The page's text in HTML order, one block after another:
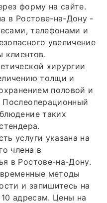
форму на сайте.
в Ростове-на-Дону -
телефонами и
увеличение
клиентов.
хирургии
толщи и
половой и
таких
услуги указана на
члена в
в Ростове-на-Дону.
методы
и запишитесь на
адресам. Цены на